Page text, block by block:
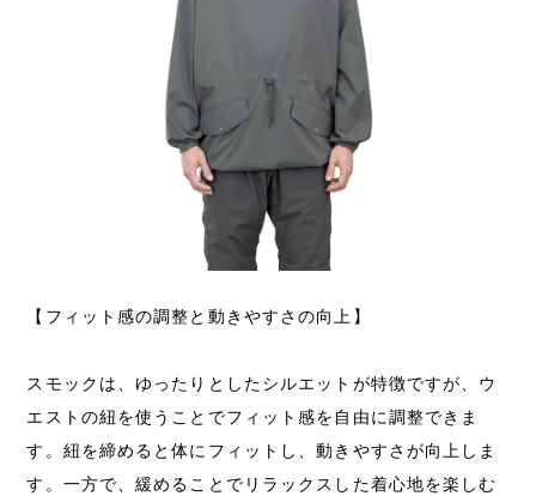
【フィット感の調整と動きやすさの向上】
スモックは、ゆったりとしたシルエットが特徴ですが、ウ
エストの紐を使うことでフィット感を自由に調整できま
す。紐を締めると体にフィットし、動きやすさが向上しま
す。一方で、緩めることでリラックスした着心地を楽しむ